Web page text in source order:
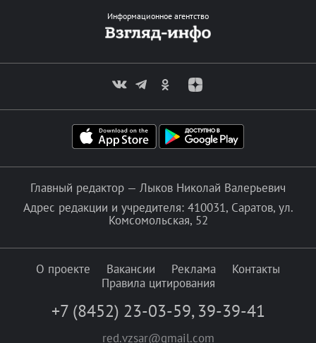
Информационное агентство
Главный редактор — Лыков Николай Валерьевич
Адрес редакции и учредителя: 410031, Саратов, ул.
Комсомольская, 52
О проекте Вакансии Реклама
Контакты
Правила цитирования
+7 (8452) 23-03-59, 39-39-41
red.vzsar@gmail.com